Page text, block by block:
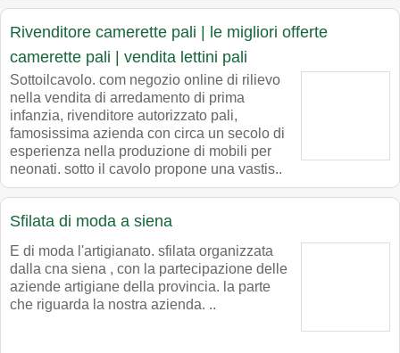
Rivenditore camerette pali | le migliori offerte
camerette pali | vendita lettini pali
Sottoilcavolo. com negozio online di rilievo
nella vendita di arredamento di prima
infanzia, rivenditore autorizzato pali,
famosissima azienda con circa un secolo di
esperienza nella produzione di mobili per
neonati. sotto il cavolo propone una vastis..
Sfilata di moda a siena
E di moda l'artigianato. sfilata organizzata
dalla cna siena , con la partecipazione delle
aziende artigiane della provincia. la parte
che riguarda la nostra azienda. ..